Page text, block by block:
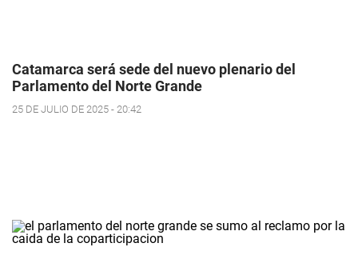
Catamarca será sede del nuevo plenario del
Parlamento del Norte Grande
25 DE JULIO DE 2025 - 20:42